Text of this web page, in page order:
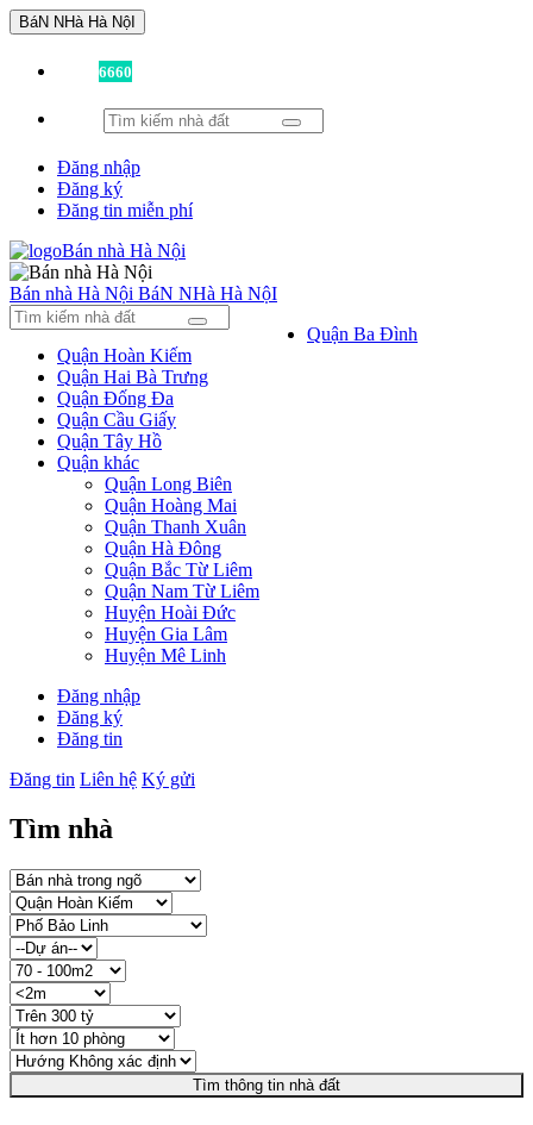
BáN NHà Hà NộI
6660
Đăng nhập
Đăng ký
Đăng tin miễn phí
Bán nhà Hà Nội BáN NHà Hà NộI
Quận Ba Đình
Quận Hoàn Kiếm
Quận Hai Bà Trưng
Quận Đống Đa
Quận Cầu Giấy
Quận Tây Hồ
Quận khác
Quận Long Biên
Quận Hoàng Mai
Quận Thanh Xuân
Quận Hà Đông
Quận Bắc Từ Liêm
Quận Nam Từ Liêm
Huyện Hoài Đức
Huyện Gia Lâm
Huyện Mê Linh
Đăng nhập
Đăng ký
Đăng tin
Đăng tin Liên hệ Ký gửi
Tìm nhà
Tìm thông tin nhà đất